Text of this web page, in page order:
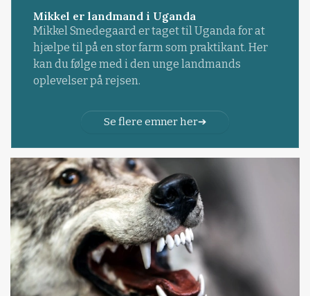
Mikkel er landmand i Uganda
Mikkel Smedegaard er taget til Uganda for at
hjælpe til på en stor farm som praktikant. Her
kan du følge med i den unge landmands
oplevelser på rejsen.
Se flere emner her